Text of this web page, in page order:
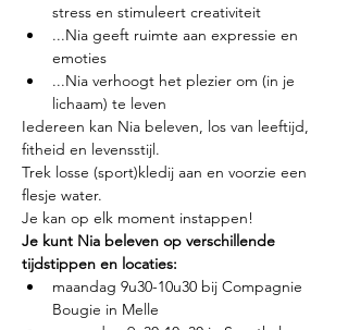
stress en stimuleert creativiteit
...Nia geeft ruimte aan expressie en
emoties
...Nia verhoogt het plezier om (in je
lichaam) te leven
Iedereen kan Nia beleven, los van leeftijd,
fitheid en levensstijl.
Trek losse (sport)kledij aan en voorzie een
flesje water.
Je kan op elk moment instappen!
Je kunt Nia beleven op verschillende
tijdstippen en locaties:
maandag 9u30-10u30 bij Compagnie
Bougie in Melle